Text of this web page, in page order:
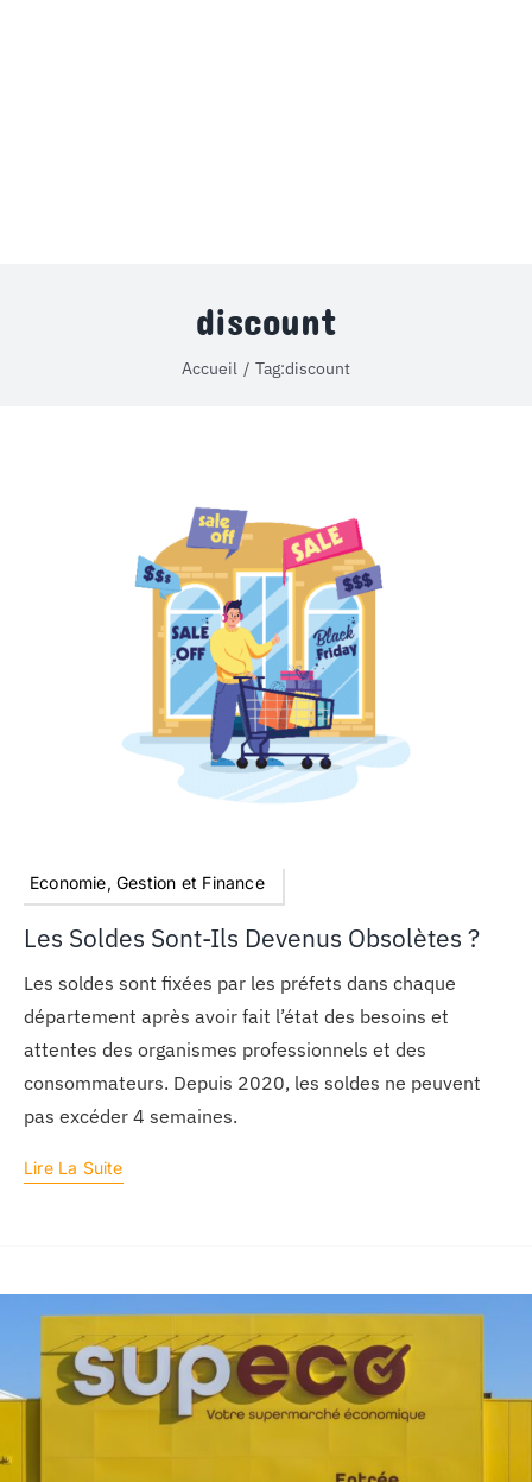
discount
Accueil Tag:discount
Economie, Gestion et Finance
Les Soldes Sont-Ils Devenus Obsolètes ?
Les soldes sont fixées par les préfets dans chaque
département après avoir fait l’état des besoins et
attentes des organismes professionnels et des
consommateurs. Depuis 2020, les soldes ne peuvent
pas excéder 4 semaines.
Lire La Suite